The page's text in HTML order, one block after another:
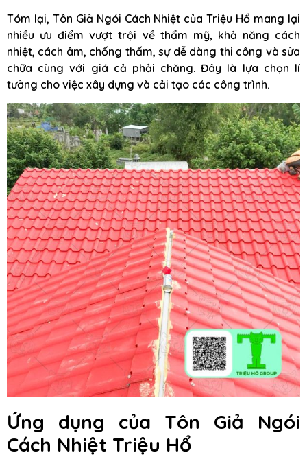
Tóm lại, Tôn Giả Ngói Cách Nhiệt của Triệu Hổ mang lại
nhiều ưu điểm vượt trội về thẩm mỹ, khả năng cách
nhiệt, cách âm, chống thấm, sự dễ dàng thi công và sửa
chữa cùng với giá cả phải chăng. Đây là lựa chọn lí
tưởng cho việc xây dựng và cải tạo các công trình.
Ứng dụng của Tôn Giả Ngói
Cách Nhiệt Triệu Hổ